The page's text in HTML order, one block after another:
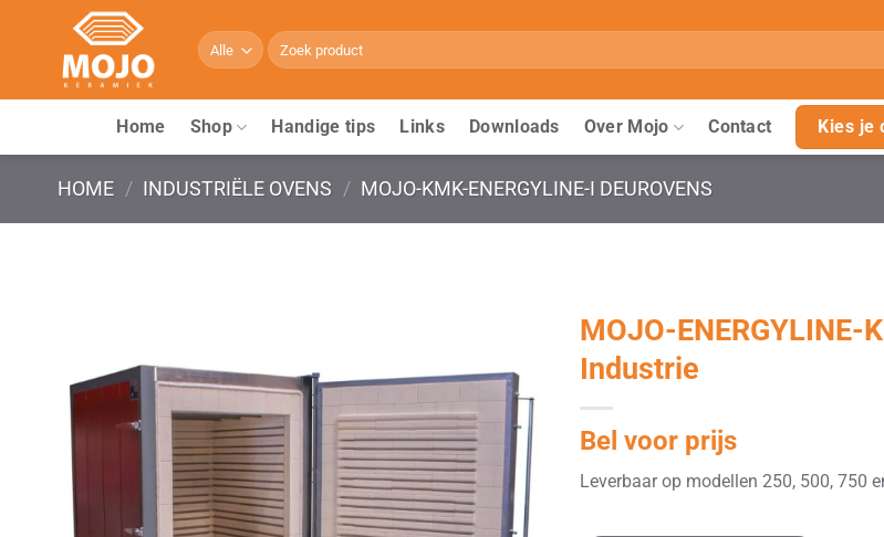
Zoeken
naar:
Home Shop Handige tips Links Downloads Over Mojo Contact Kies je
HOME / INDUSTRIËLE OVENS / MOJO-KMK-ENERGYLINE-I DEUROVENS
MOJO-ENERGYLINE-
Industrie
Bel voor prijs
Leverbaar op modellen 250, 500, 750